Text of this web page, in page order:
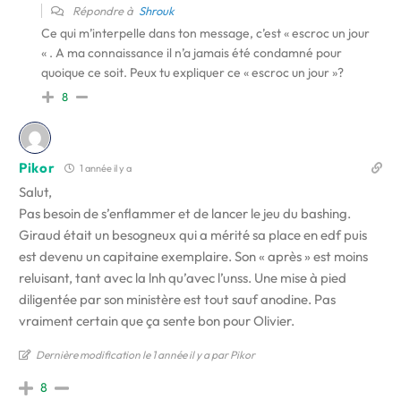
Répondre à Shrouk
Ce qui m’interpelle dans ton message, c’est « escroc un jour
« . A ma connaissance il n’a jamais été condamné pour
quoique ce soit. Peux tu expliquer ce « escroc un jour »?
8
Pikor 1 année il y a
Salut,
Pas besoin de s’enflammer et de lancer le jeu du bashing.
Giraud était un besogneux qui a mérité sa place en edf puis
est devenu un capitaine exemplaire. Son « après » est moins
reluisant, tant avec la lnh qu’avec l’unss. Une mise à pied
diligentée par son ministère est tout sauf anodine. Pas
vraiment certain que ça sente bon pour Olivier.
Dernière modification le 1 année il y a par Pikor
8